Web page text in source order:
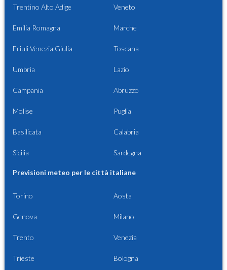
Trentino Alto Adige Veneto
Emilia Romagna Marche
Friuli Venezia Giulia Toscana
Umbria Lazio
Campania Abruzzo
Molise Puglia
Basilicata Calabria
Sicilia Sardegna
Previsioni meteo per le città italiane
Torino Aosta
Genova Milano
Trento Venezia
Trieste Bologna